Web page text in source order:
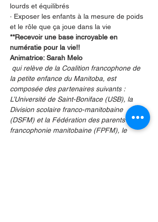
lourds et équilibrés
· Exposer les enfants à la mesure de poids
et le rôle que ça joue dans la vie
**Recevoir une base incroyable en
numératie pour la vie!!
Animatrice: Sarah Melo
la petite enfance du Manitoba, est
composée des partenaires suivants :
L’Université de Saint-Boniface (USB), la
Division scolaire franco-manitobaine
(DSFM) et la Fédération des parents de la
francophonie manitobaine (FPFM), le